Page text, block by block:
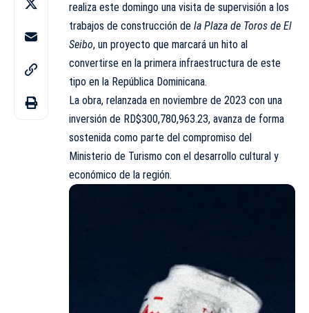
realiza este domingo una visita de supervisión a los
trabajos de construcción de la Plaza de Toros de El
Seibo, un proyecto que marcará un hito al
convertirse en la primera infraestructura de este
tipo en la República Dominicana.
La obra, relanzada en noviembre de 2023 con una
inversión de RD$300,780,963.23, avanza de forma
sostenida como parte del compromiso del
Ministerio de Turismo con el desarrollo cultural y
económico de la región.